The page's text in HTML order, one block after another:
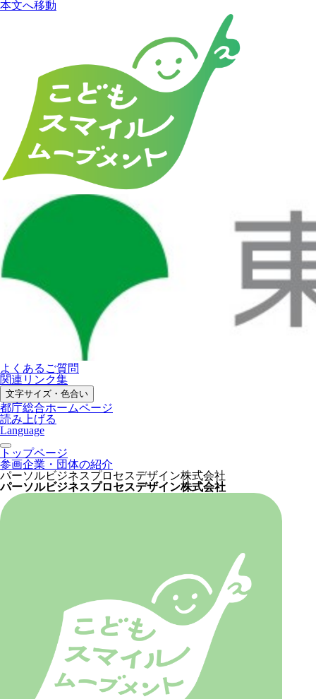
本文へ移動
よくあるご質問
関連リンク集
文字サイズ・色合い
都庁総合ホームページ
読み上げる
Language
トップページ
参画企業・団体の紹介
パーソルビジネスプロセスデザイン株式会社
パーソルビジネスプロセスデザイン株式会社